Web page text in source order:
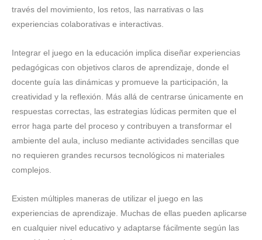
través del movimiento, los retos, las narrativas o las
experiencias colaborativas e interactivas.
Integrar el juego en la educación implica diseñar experiencias
pedagógicas con objetivos claros de aprendizaje, donde el
docente guía las dinámicas y promueve la participación, la
creatividad y la reflexión. Más allá de centrarse únicamente en
respuestas correctas, las estrategias lúdicas permiten que el
error haga parte del proceso y contribuyen a transformar el
ambiente del aula, incluso mediante actividades sencillas que
no requieren grandes recursos tecnológicos ni materiales
complejos.
Existen múltiples maneras de utilizar el juego en las
experiencias de aprendizaje. Muchas de ellas pueden aplicarse
en cualquier nivel educativo y adaptarse fácilmente según las